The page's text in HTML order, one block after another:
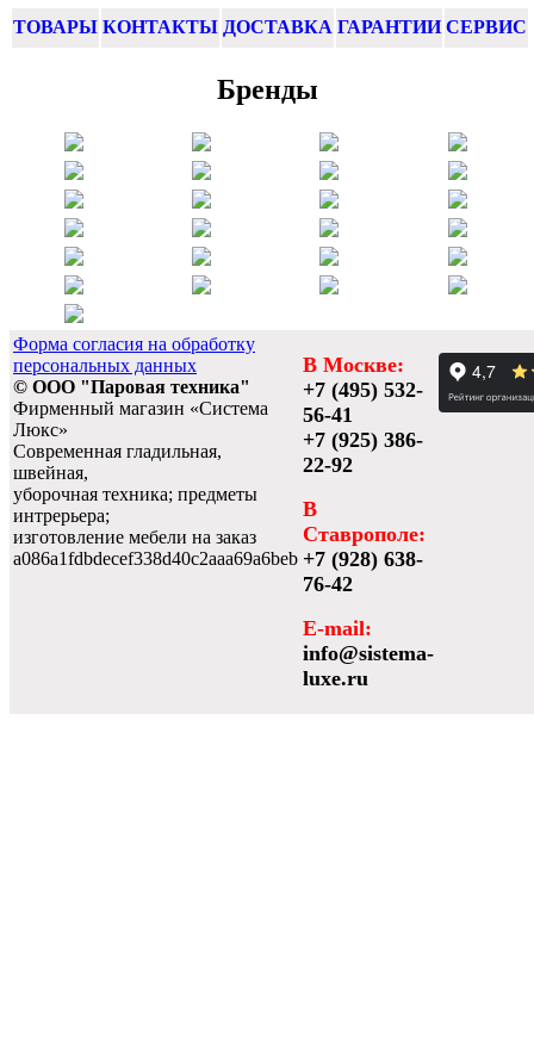
ТОВАРЫ КОНТАКТЫ ДОСТАВКА ГАРАНТИИ СЕРВИС
Бренды
Форма согласия на обработку
персональных данных
© ООО "Паровая техника"
Фирменный магазин «Система
Люкс»
Современная гладильная,
швейная,
уборочная техника; предметы
интрерьера;
изготовление мебели на заказ
a086a1fdbdecef338d40c2aaa69a6beb
В Москве:
+7 (495) 532-
56-41
+7 (925) 386-
22-92
В
Ставрополе:
+7 (928) 638-
76-42
E-mail:
info@sistema-
luxe.ru